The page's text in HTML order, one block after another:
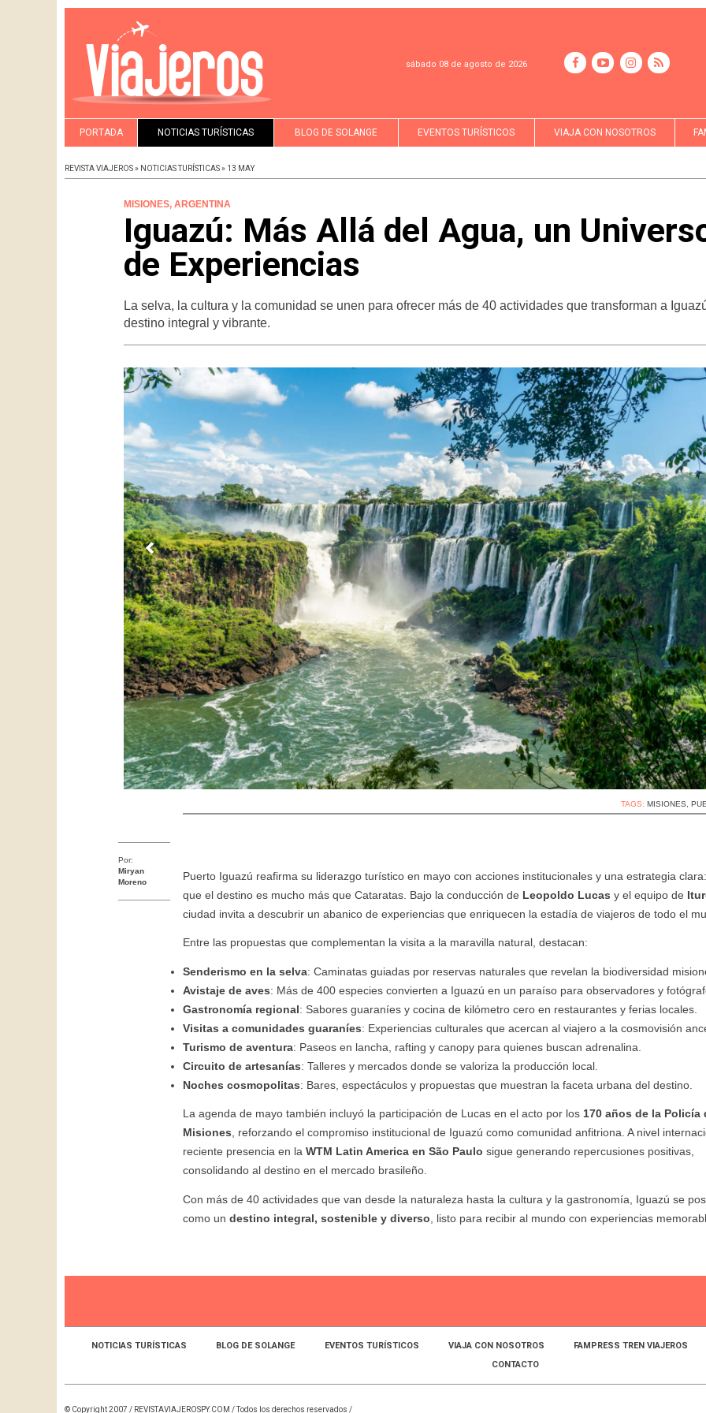
sábado 08 de agosto de 2026
PORTADA NOTICIAS TURÍSTICAS BLOG DE SOLANGE EVENTOS TURÍSTICOS VIAJA CON NOSOTROS
REVISTA VIAJEROS » NOTICIAS TURÍSTICAS » 13 MAY
MISIONES, ARGENTINA
Iguazú: Más Allá del Agua, un
de Experiencias
La selva, la cultura y la comunidad se unen para ofrecer más de 40 actividades que transforman a
destino integral y vibrante.
TAGS:MISIONES ,
Por:
Miryan
Moreno
Puerto Iguazú reafirma su liderazgo turístico en mayo con acciones institucionales y una estrategia
que el destino es mucho más que Cataratas. Bajo la conducción de Leopoldo Lucas y el equipo de
ciudad invita a descubrir un abanico de experiencias que enriquecen la estadía de viajeros de todo el
Entre las propuestas que complementan la visita a la maravilla natural, destacan:
Senderismo en la selva: Caminatas guiadas por reservas naturales que revelan la biodiversidad
Avistaje de aves: Más de 400 especies convierten a Iguazú en un paraíso para observadores y
Gastronomía regional: Sabores guaraníes y cocina de kilómetro cero en restaurantes y ferias locales.
Visitas a comunidades guaraníes: Experiencias culturales que acercan al viajero a la cosmovisión
Turismo de aventura: Paseos en lancha, rafting y canopy para quienes buscan adrenalina.
Circuito de artesanías: Talleres y mercados donde se valoriza la producción local.
Noches cosmopolitas: Bares, espectáculos y propuestas que muestran la faceta urbana del destino.
La agenda de mayo también incluyó la participación de Lucas en el acto por los 170 años de la Policía
Misiones , reforzando el compromiso institucional de Iguazú como comunidad anfitriona. A nivel
reciente presencia en la WTM Latin America en São Paulo sigue generando repercusiones positivas,
consolidando al destino en el mercado brasileño.
Con más de 40 actividades que van desde la naturaleza hasta la cultura y la gastronomía, Iguazú se
como un destino integral, sostenible y diverso , listo para recibir al mundo con experiencias
PARQUE DAS AVES EN FOZ
Paraguay, Viví lo
autentico
Congreso
Binacional de
Viajeros TV se
hospeda en el
Loi Suite
NOTICIAS TURÍSTICAS BLOG DE SOLANGE EVENTOS TURÍSTICOS VIAJA CON NOSOTROS FAMPRESS TREN VIAJEROS
CONTACTO
© Copyright 2007 / REVISTAVIAJEROSPY.COM / Todos los derechos reservados /